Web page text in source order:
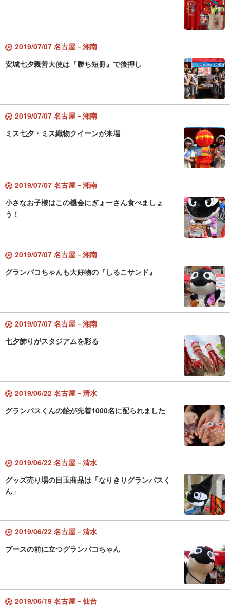
2019/07/07 名古屋－湘南
安城七夕親善大使は『勝ち短冊』で後押し
2019/07/07 名古屋－湘南
ミス七夕・ミス織物クイーンが来場
2019/07/07 名古屋－湘南
小さなお子様はこの機会にぎょーさん食べましょ
う！
2019/07/07 名古屋－湘南
グランパコちゃんも大好物の『しるこサンド』
2019/07/07 名古屋－湘南
七夕飾りがスタジアムを彩る
2019/06/22 名古屋－清水
グランパスくんの飴が先着1000名に配られました
2019/06/22 名古屋－清水
グッズ売り場の目玉商品は「なりきりグランパスく
ん」
2019/06/22 名古屋－清水
ブースの前に立つグランパコちゃん
2019/06/19 名古屋－仙台